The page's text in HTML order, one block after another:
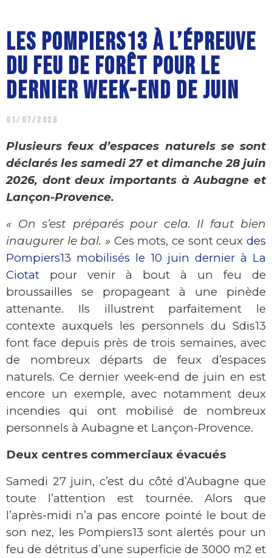
LES POMPIERS13 À L’ÉPREUVE
DU FEU DE FORÊT POUR LE
DERNIER WEEK-END DE JUIN
01/07/2026
Plusieurs feux d’espaces naturels se sont
déclarés les samedi 27 et dimanche 28 juin
2026, dont deux importants à Aubagne et
Lançon-Provence.
« On s’est préparés pour cela. Il faut bien
inaugurer le bal. » Ces mots, ce sont ceux des
Pompiers13 mobilisés le 10 juin dernier à La
Ciotat pour venir à bout à un feu de
broussailles se propageant à une pinède
attenante. Ils illustrent parfaitement le
contexte auxquels les personnels du Sdis13
font face depuis près de trois semaines, avec
de nombreux départs de feux d’espaces
naturels. Ce dernier week-end de juin en est
encore un exemple, avec notamment deux
incendies qui ont mobilisé de nombreux
personnels à Aubagne et Lançon-Provence.
Deux centres commerciaux évacués
Samedi 27 juin, c’est du côté d’Aubagne que
toute l’attention est tournée. Alors que
l’après-midi n’a pas encore pointé le bout de
son nez, les Pompiers13 sont alertés pour un
feu de détritus d’une superficie de 3000 m2 et